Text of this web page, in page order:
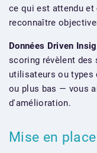
ce qui est attendu
reconnaître
Données Driven
scoring révèlent des
utilisateurs ou types
ou plus bas — vous
d'amélioration.
Mise en